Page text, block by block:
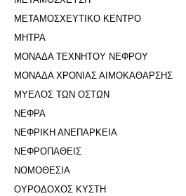
ΜΕΤΑΜΟΣΧΕΥΤΙΚΟ ΚΕΝΤΡΟ
ΜΗΤΡΑ
ΜΟΝΑΔΑ ΤΕΧΝΗΤΟΥ ΝΕΦΡΟΥ
ΜΟΝΑΔΑ ΧΡΟΝΙΑΣ ΑΙΜΟΚΑΘΑΡΣΗΣ
ΜΥΕΛΟΣ ΤΩΝ ΟΣΤΩΝ
ΝΕΦΡΑ
ΝΕΦΡΙΚΗ ΑΝΕΠΑΡΚΕΙΑ
ΝΕΦΡΟΠΑΘΕΙΣ
ΝΟΜΟΘΕΣΙΑ
ΟΥΡΟΔΟΧΟΣ ΚΥΣΤΗ